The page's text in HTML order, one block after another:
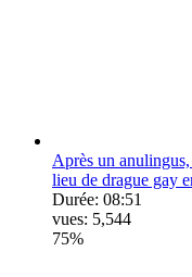
Après un
lieu de drague gay
Durée: 08:51
vues: 5,544
75%